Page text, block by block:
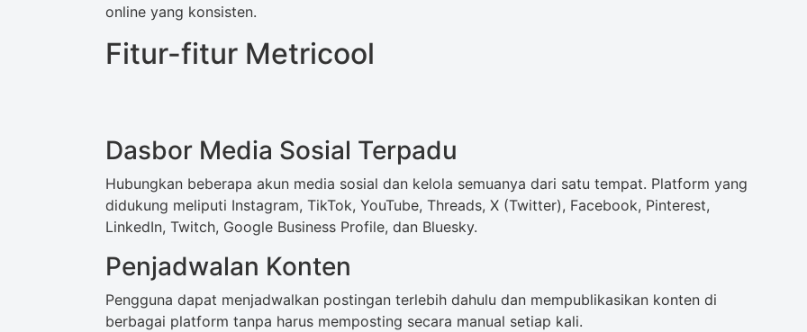
online yang konsisten.
Fitur-fitur Metricool
Dasbor Media Sosial Terpadu
Hubungkan beberapa akun media sosial dan kelola semuanya dari satu tempat. Platform yang
didukung meliputi Instagram, TikTok, YouTube, Threads, X (Twitter), Facebook, Pinterest,
LinkedIn, Twitch, Google Business Profile, dan Bluesky.
Penjadwalan Konten
Pengguna dapat menjadwalkan postingan terlebih dahulu dan mempublikasikan konten di
berbagai platform tanpa harus memposting secara manual setiap kali.